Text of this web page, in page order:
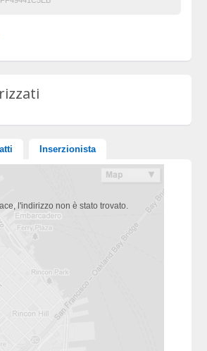
Inserzionista
l'indirizzo non è stato trovato.